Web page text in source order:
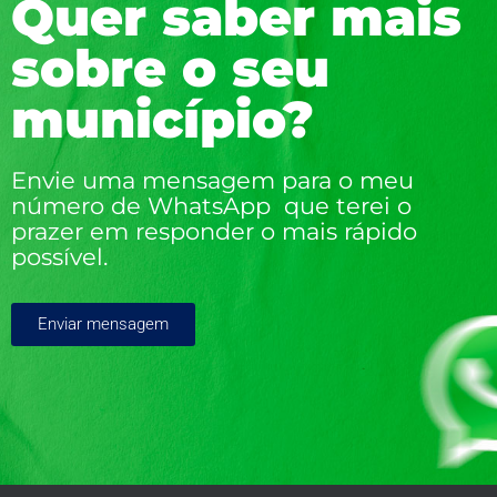
Quer saber mais
sobre o seu
município?
Envie uma mensagem para o meu
número de WhatsApp que terei o
prazer em responder o mais rápido
possível.
Enviar mensagem